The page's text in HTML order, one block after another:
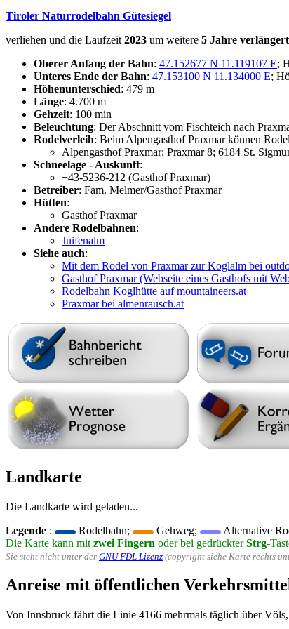
Tiroler Naturrodelbahn Gütesiegel
verliehen und die Laufzeit 2023 um weitere 5 Jahre verlängert
Oberer Anfang der Bahn: 47.152677 N 11.119107 E;
Unteres Ende der Bahn: 47.153100 N 11.134000 E;
Höhenunterschied: 479 m
Länge: 4.700 m
Gehzeit: 100 min
Beleuchtung: Der Abschnitt vom Fischteich nach
Rodelverleih: Beim Alpengasthof Praxmar können
Alpengasthof Praxmar; Praxmar 8; 6184 St.
Schneelage - Auskunft:
+43-5236-212 (Gasthof Praxmar)
Betreiber: Fam. Melmer/Gasthof Praxmar
Hütten:
Gasthof Praxmar
Andere Rodelbahnen:
Juifenalm
Siehe auch:
Mit dem Rodel von Praxmar zur Koglalm bei
Gasthof Praxmar (Webseite eines Gasthofs mit
Rodelbahn Koglhütte auf mountaineers.at
Praxmar bei almenrausch.at
Landkarte
Die Landkarte wird geladen...
Legende : Rodelbahn; Gehweg; Alternative
Die Karte kann mit zwei Fingern oder bei gedrückterStrg-
Sie steht nicht unter der GNU FDL Lizenz (copyright siehe Karte rechts
Anreise mit öffentlichen
Von Innsbruck fährt die Linie 4166 mehrmals täglich über